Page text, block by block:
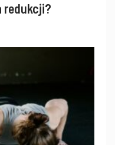
redukcji?